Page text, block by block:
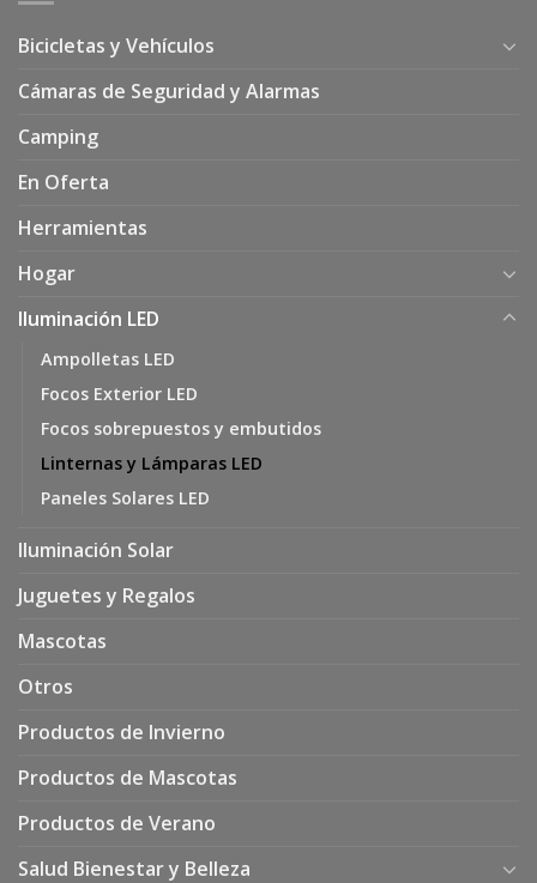
Bicicletas y Vehículos
Cámaras de Seguridad y Alarmas
Camping
En Oferta
Herramientas
Hogar
Iluminación LED
Ampolletas LED
Focos Exterior LED
Focos sobrepuestos y embutidos
Linternas y Lámparas LED
Paneles Solares LED
Iluminación Solar
Juguetes y Regalos
Mascotas
Otros
Productos de Invierno
Productos de Mascotas
Productos de Verano
Salud Bienestar y Belleza